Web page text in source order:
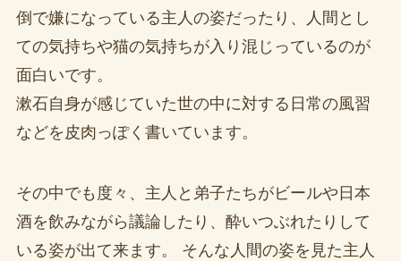
倒で嫌になっている主人の姿だったり、人間とし
ての気持ちや猫の気持ちが入り混じっているのが
面白いです。
漱石自身が感じていた世の中に対する日常の風習
などを皮肉っぽく書いています。
その中でも度々、主人と弟子たちがビールや日本
酒を飲みながら議論したり、酔いつぶれたりして
いる姿が出て来ます。 そんな人間の姿を見た主人